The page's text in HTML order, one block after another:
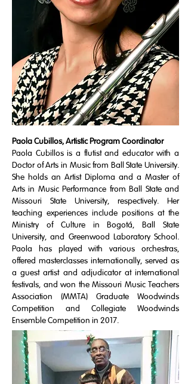
Paola Cubillos, Artistic Program Coordinator
Paola Cubillos is a flutist and educator with a
Doctor of Arts in Music from Ball State University.
She holds an Artist Diploma and a Master of
Arts in Music Performance from Ball State and
Missouri State University, respectively. Her
teaching experiences include positions at the
Ministry of Culture in Bogotá, Ball State
University, and Greenwood Laboratory School.
Paola has played with various orchestras,
offered masterclasses internationally, served as
a guest artist and adjudicator at international
festivals, and won the Missouri Music Teachers
Association (MMTA) Graduate Woodwinds
Competition and Collegiate Woodwinds
Ensemble Competition in 2017.